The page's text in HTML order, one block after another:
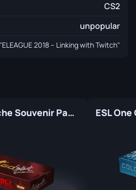
CS2
unpopular
"ELEAGUE 2018 – Linking with Twitch"
Krakow 2017 Cache Souvenir Package